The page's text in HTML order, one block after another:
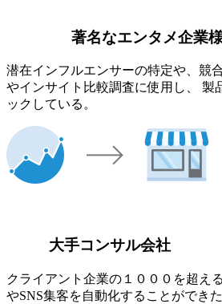
著名なエンタメ企業
潜在インフルエンサーの特定や、競
やインサイト比較調査に使用し、 製
ックしている。
大手コンサル会社
クライアント企業の１０００を超え
やSNS集客を自動化することができ